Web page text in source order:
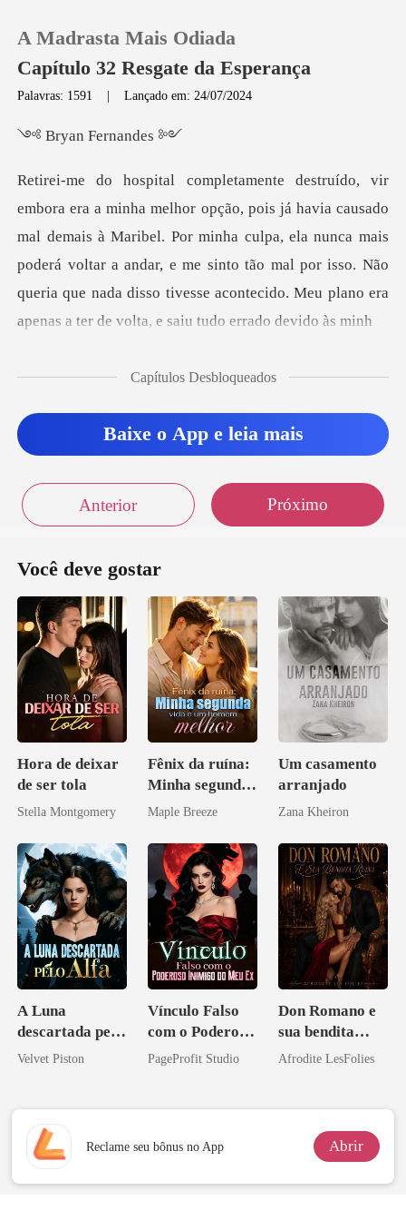
Loja
Histórico
Sair
A Madrasta Mais Odiada
Capítulo 32 Resgate da Esperança
Palavras: 1591 |Lançado em: 24/07/2024
n Fern
l demais à Maribel. Por minha culpa, ela nunca mais
poderá voltar a andar, e me sinto tão mal por isso. Não
q
Capítulos Desbloqueados
Baixe o App e leia mais
Anterior Próximo
Você deve gostar
Hora de deixar
de ser tola
Stella Montgomery
Fênix da ruína:
Minha segunda
vida e um
Maple Breeze
Um casamento
arranjado
Zana Kheiron
A Luna
descartada pelo
Alfa
Velvet Piston
Vínculo Falso
com o Poderoso
Inimigo do Meu
PageProfit Studio
Don Romano e
sua bendita
ruína
Afrodite LesFolies
Reclame seu bônus no App Abrir